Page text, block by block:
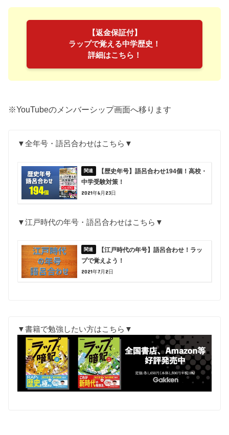
【返金保証付】
ラップで覚える中学歴史！
詳細はこちら！
※YouTubeのメンバーシップ画面へ移ります
▼全年号・語呂合わせはこちら▼
【歴史年号】語呂合わせ194個！高校・
中学受験対策！
2021年6月23日
▼江戸時代の年号・語呂合わせはこちら▼
【江戸時代の年号】語呂合わせ！ラッ
プで覚えよう！
2021年7月2日
▼書籍で勉強したい方はこちら▼